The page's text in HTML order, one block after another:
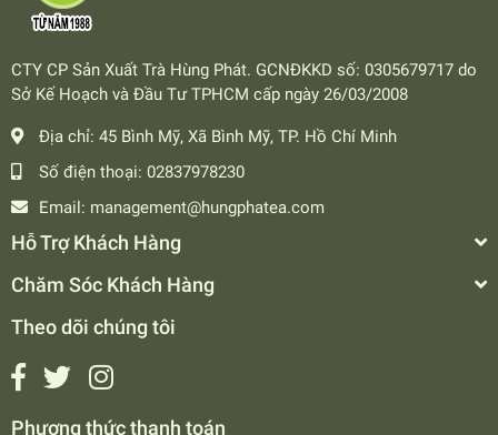
CTY CP Sản Xuất Trà Hùng Phát. GCNĐKKD số: 0305679717 do
Sở Kế Hoạch và Đầu Tư TPHCM cấp ngày 26/03/2008
Địa chỉ: 45 Bình Mỹ, Xã Bình Mỹ, TP. Hồ Chí Minh
Số điện thoại: 02837978230
Email: management@hungphatea.com
Hỗ Trợ Khách Hàng
Chăm Sóc Khách Hàng
Theo dõi chúng tôi
Phương thức thanh toán